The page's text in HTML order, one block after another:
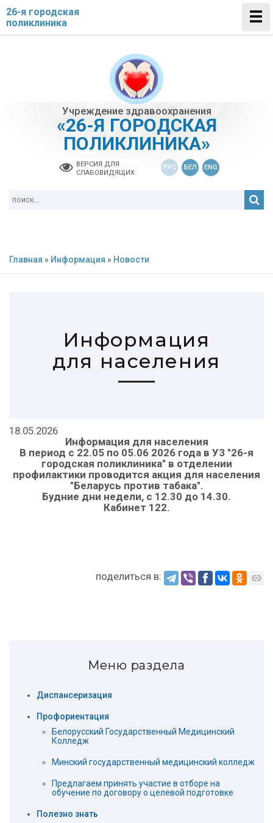
Учреждение здравоохранения
«26-Я ГОРОДСКАЯ
ПОЛИКЛИНИКА»
ВЕРСИЯ ДЛЯ
СЛАБОВИДЯЩИХ
РУС БЕЛ ENG
26-я городская
поликлиника
Главная » Информация » Новости
Информация
для населения
18.05.2026
Информация для населения
В период с 22.05 по 05.06 2026 года в УЗ "26-я
городская поликлиника" в отделении
профилактики проводится акция для населения
"Беларусь против табака".
Будние дни недели, с 12.30 до 14.30.
Кабинет 122.
поделиться в:
Меню раздела
Диспансеризация
Профориентация
Белорусский Государственный Медицинский
Колледж
Минский государственный медицинский колледж
Предлагаем принять участие в отборе на
обучение по договору о целевой подготовке
Полезно знать